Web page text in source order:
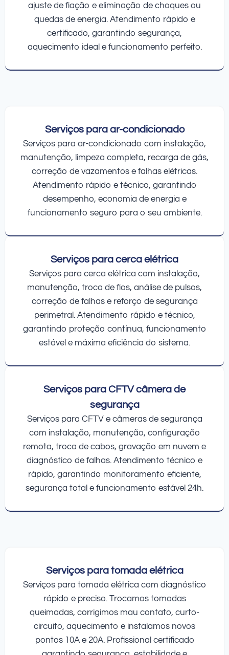
ajuste de fiação e eliminação de choques ou
quedas de energia. Atendimento rápido e
certificado, garantindo segurança,
aquecimento ideal e funcionamento perfeito.
Serviços para ar-condicionado
Serviços para ar-condicionado com instalação,
manutenção, limpeza completa, recarga de gás,
correção de vazamentos e falhas elétricas.
Atendimento rápido e técnico, garantindo
desempenho, economia de energia e
funcionamento seguro para o seu ambiente.
Serviços para cerca elétrica
Serviços para cerca elétrica com instalação,
manutenção, troca de fios, análise de pulsos,
correção de falhas e reforço de segurança
perimetral. Atendimento rápido e técnico,
garantindo proteção contínua, funcionamento
estável e máxima eficiência do sistema.
Serviços para CFTV câmera de
segurança
Serviços para CFTV e câmeras de segurança
com instalação, manutenção, configuração
remota, troca de cabos, gravação em nuvem e
diagnóstico de falhas. Atendimento técnico e
rápido, garantindo monitoramento eficiente,
segurança total e funcionamento estável 24h.
Serviços para tomada elétrica
Serviços para tomada elétrica com diagnóstico
rápido e preciso. Trocamos tomadas
queimadas, corrigimos mau contato, curto-
circuito, aquecimento e instalamos novos
pontos 10A e 20A. Profissional certificado